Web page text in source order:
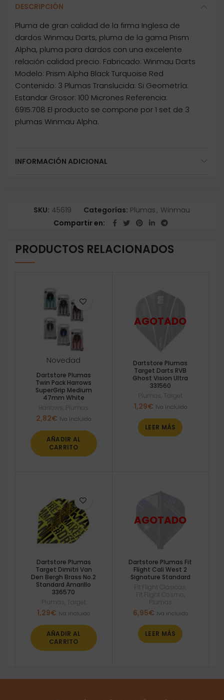
DESCRIPCIÓN
Pluma de gran calidad de la firma Inglesa de
dardos Winmau Darts, pluma de la gama Prism
Alpha, pluma para dardos con una excelente
relación calidad precio. Fabricado: Winmau Darts
Modelo: Prism Alpha Black Turquoise Red
Contenido: 3 Plumas Translucida: Si Geometría:
Estandar Grosor: 100 Micrones Referencia:
6915.708 El producto se compone por 1 set de 3
plumas Winmau Alpha.
INFORMACIÓN ADICIONAL
SKU: 45619 Categorías: Plumas, Winmau
Compartir en
PRODUCTOS RELACIONADOS
Novedad
Dartstore Plumas
Twin Pack Harrows
SuperGrip Medium
47mm White
Harrows Plumas
2,82€ Iva incluido
AÑADIR AL
CARRITO
Dartstore Plumas
Target Darts RVB
Ghost Vision Ultra
331560
Plumas Target
1,29€ Iva incluido
LEER MÁS
Dartstore Plumas
Target Dimitri Van
Den Bergh Brass No.2
Standard Amarillo
336570
Plumas Target
1,29€ Iva incluido
AÑADIR AL
CARRITO
Dartstore Plumas Fit
Flight Cali West 2
Signature Standard
Fit Flight Clasicas
Fit Flight Cosmo
Plumas
6,95€ Iva incluido
LEER MÁS